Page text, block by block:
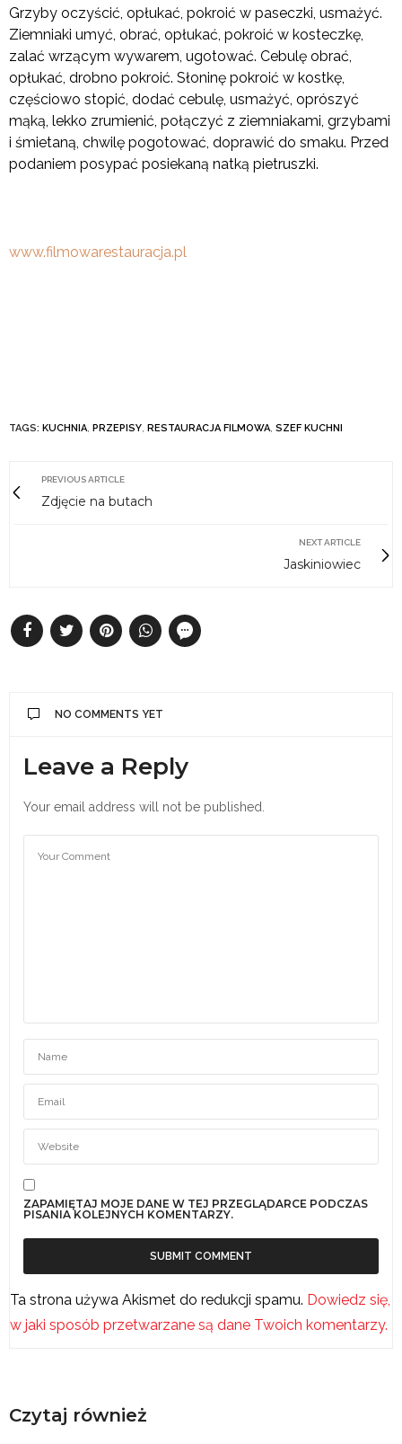
Grzyby oczyścić, opłukać, pokroić w paseczki, usmażyć.
Ziemniaki umyć, obrać, opłukać, pokroić w kosteczkę,
zalać wrzącym wywarem, ugotować. Cebulę obrać,
opłukać, drobno pokroić. Słoninę pokroić w kostkę,
częściowo stopić, dodać cebulę, usmażyć, oprószyć
mąką, lekko zrumienić, połączyć z ziemniakami, grzybami
i śmietaną, chwilę pogotować, doprawić do smaku. Przed
podaniem posypać posiekaną natką pietruszki.
www.filmowarestauracja.pl
TAGS: KUCHNIA, PRZEPISY, RESTAURACJA FILMOWA, SZEF KUCHNI
PREVIOUS ARTICLE
Zdjęcie na butach
NEXT ARTICLE
Jaskiniowiec
NO COMMENTS YET
Leave a Reply
Your email address will not be published.
ZAPAMIĘTAJ MOJE DANE W TEJ PRZEGLĄDARCE PODCZAS
PISANIA KOLEJNYCH KOMENTARZY.
Ta strona używa Akismet do redukcji spamu. Dowiedz się,
w jaki sposób przetwarzane są dane Twoich komentarzy.
Czytaj również